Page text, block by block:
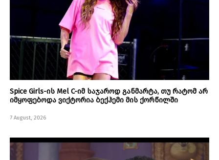
Spice Girls-ის Mel C-იმ საჯაროდ განმარტა, თუ რატომ არ
იმყოფებოდა ვიქტორია ბექჰემი მის ქორწილში
7 August, 2026